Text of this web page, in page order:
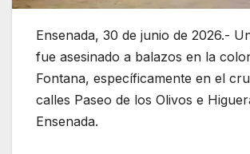
Ensenada, 30 de junio de 2026.-
fue asesinado a balazos en la
Fontana, específicamente en el
calles Paseo de los Olivos e
Ensenada.